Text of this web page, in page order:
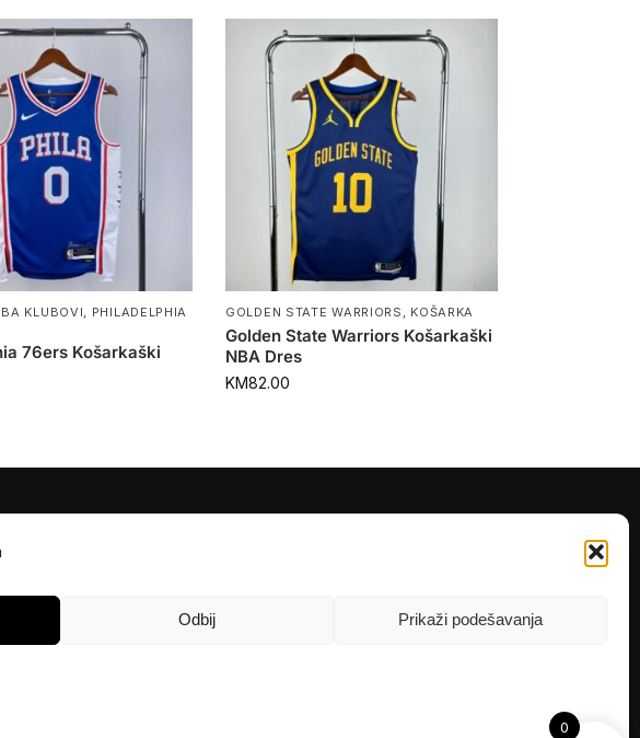
Odbij Prikaži podešavanja
KLUBOVI, PHILADELPHIA
76ers Košarkaški
GOLDEN STATE WARRIORS , KOŠARKA
Golden State Warriors Košarkaški
NBA Dres
KM82.00
0